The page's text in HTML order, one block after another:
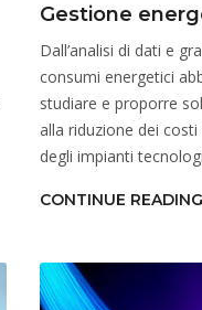
Gestione
Dall’analisi di dati e
consumi energetici
studiare e proporre
alla riduzione dei
degli impianti
CONTINUE READING